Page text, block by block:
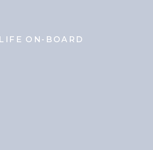
LIFE ON-BOARD